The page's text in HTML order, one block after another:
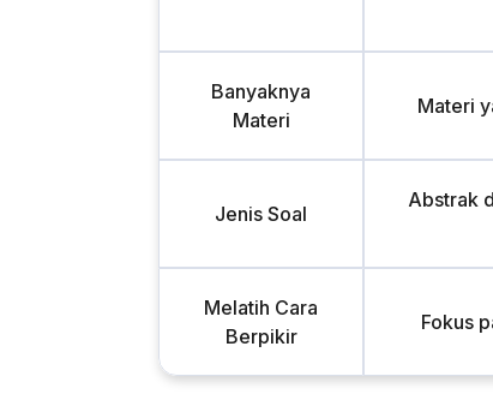
Banyaknya
Materi
Materi
Jenis Soal
Abstrak
Melatih Cara
Berpikir
Fokus